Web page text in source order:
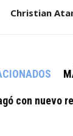
Christian
con nuevo